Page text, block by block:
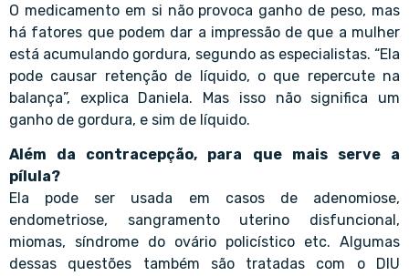
O medicamento em si não provoca ganho de peso, mas
há fatores que podem dar a impressão de que a mulher
está acumulando gordura, segundo as especialistas. “Ela
pode causar retenção de líquido, o que repercute na
balança”, explica Daniela. Mas isso não significa um
ganho de gordura, e sim de líquido.
Além da contracepção, para que mais serve a
pílula?
Ela pode ser usada em casos de adenomiose,
endometriose, sangramento uterino disfuncional,
miomas, síndrome do ovário policístico etc. Algumas
dessas questões também são tratadas com o DIU